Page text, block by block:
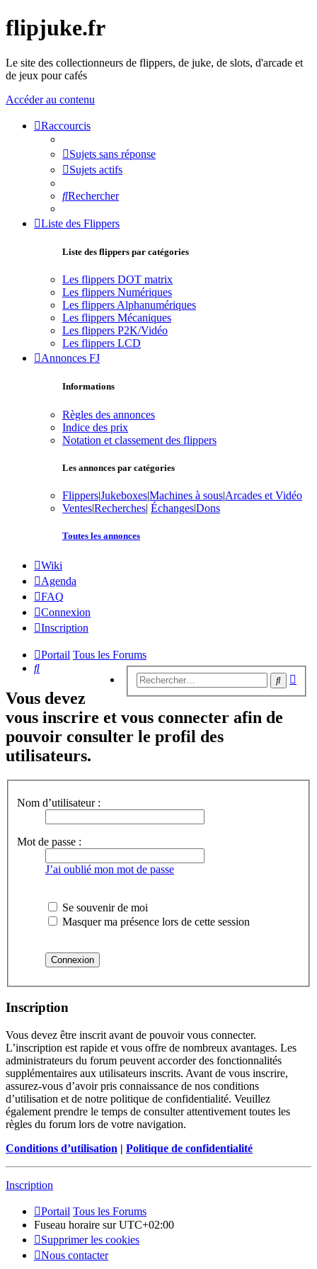
flipjuke.fr
Le site des collectionneurs de flippers, de juke, de slots, d'arcade et
de jeux pour cafés
Accéder au contenu
Raccourcis
Sujets sans réponse
Sujets actifs
Rechercher
Liste des Flippers
Liste des flippers par catégories
Les flippers DOT matrix
Les flippers Numériques
Les flippers Alphanumériques
Les flippers Mécaniques
Les flippers P2K/Vidéo
Les flippers LCD
Annonces FJ
Informations
Règles des annonces
Indice des prix
Notation et classement des flippers
Les annonces par catégories
Flippers|Jukeboxes|Machines à sous|Arcades et Vidéo
Ventes|Recherches| Échanges|Dons
Toutes les annonces
Wiki
Agenda
FAQ
Connexion
Inscription
Portail Tous les Forums
Rechercher
Vous devez
vous inscrire et vous connecter afin de
pouvoir consulter le profil des
utilisateurs.
Nom d’utilisateur :
Mot de passe :
J’ai oublié mon mot de passe
Se souvenir de moi
Masquer ma présence lors de cette session
Inscription
Vous devez être inscrit avant de pouvoir vous connecter.
L’inscription est rapide et vous offre de nombreux avantages. Les
administrateurs du forum peuvent accorder des fonctionnalités
supplémentaires aux utilisateurs inscrits. Avant de vous inscrire,
assurez-vous d’avoir pris connaissance de nos conditions
d’utilisation et de notre politique de confidentialité. Veuillez
également prendre le temps de consulter attentivement toutes les
règles du forum lors de votre navigation.
Conditions d’utilisation | Politique de confidentialité
Inscription
Portail Tous les Forums
Fuseau horaire surUTC+02:00
Supprimer les cookies
Nous contacter